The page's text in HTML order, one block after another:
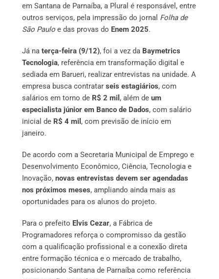
em Santana de Parnaíba, a Plural é responsável, entre
outros serviços, pela impressão do jornal Folha de
São Paulo e das provas do Enem 2025.
Já na terça-feira (9/12), foi a vez da Baymetrics
Tecnologia, referência em transformação digital e
sediada em Barueri, realizar entrevistas na unidade. A
empresa busca contratar seis estagiários, com
salários em torno de R$ 2 mil , além de um
especialista júnior em Banco de Dados, com salário
inicial de R$ 4 mil , com previsão de início em
janeiro.
De acordo com a Secretaria Municipal de Emprego e
Desenvolvimento Econômico, Ciência, Tecnologia e
Inovação, novas entrevistas devem ser agendadas
nos próximos meses, ampliando ainda mais as
oportunidades para os alunos do projeto.
Para o prefeito Elvis Cezar, a Fábrica de
Programadores reforça o compromisso da gestão
com a qualificação profissional e a conexão direta
entre formação técnica e o mercado de trabalho,
posicionando Santana de Parnaíba como referência